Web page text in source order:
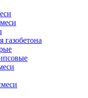
газобетона